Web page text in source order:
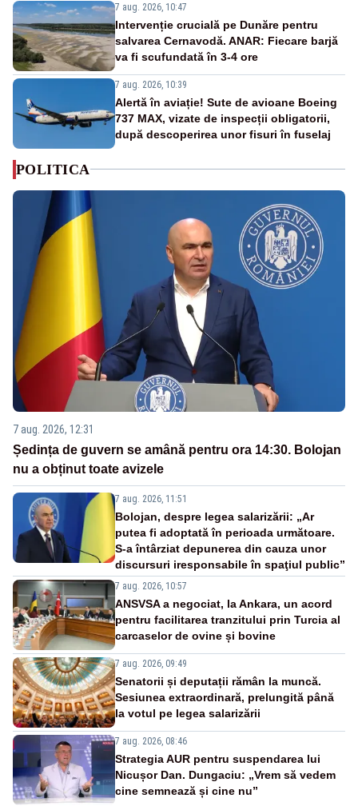
7 aug. 2026, 10:47
Intervenție crucială pe Dunăre pentru
salvarea Cernavodă. ANAR: Fiecare barjă
va fi scufundată în 3-4 ore
7 aug. 2026, 10:39
Alertă în aviație! Sute de avioane Boeing
737 MAX, vizate de inspecții obligatorii,
după descoperirea unor fisuri în fuselaj
POLITICA
7 aug. 2026, 12:31
Ședința de guvern se amână pentru ora 14:30. Bolojan
nu a obținut toate avizele
7 aug. 2026, 11:51
Bolojan, despre legea salarizării: „Ar
putea fi adoptată în perioada următoare.
S-a întârziat depunerea din cauza unor
discursuri iresponsabile în spaţiul public”
7 aug. 2026, 10:57
ANSVSA a negociat, la Ankara, un acord
pentru facilitarea tranzitului prin Turcia al
carcaselor de ovine și bovine
7 aug. 2026, 09:49
Senatorii și deputații rămân la muncă.
Sesiunea extraordinară, prelungită până
la votul pe legea salarizării
7 aug. 2026, 08:46
Strategia AUR pentru suspendarea lui
Nicușor Dan. Dungaciu: „Vrem să vedem
cine semnează și cine nu”